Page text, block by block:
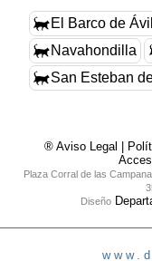
El Barco de
Navahondilla
San Esteban
® Aviso Legal |
Plaza Corral de las
Diseño